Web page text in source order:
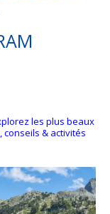
les plus beaux
& activités